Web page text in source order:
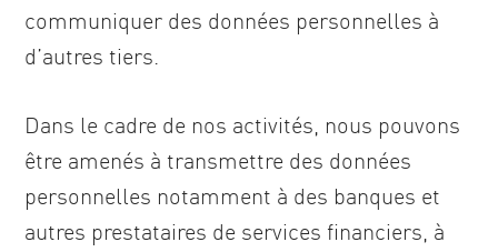
communiquer des données personnelles à
d’autres tiers.
Dans le cadre de nos activités, nous pouvons
être amenés à transmettre des données
personnelles notamment à des banques et
autres prestataires de services financiers, à